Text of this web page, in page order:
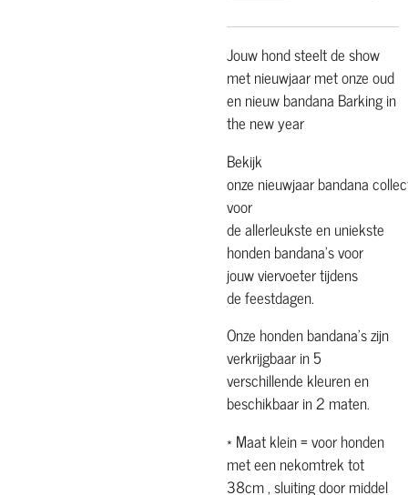
Jouw hond steelt de show
met nieuwjaar met onze oud
en nieuw bandana Barking in
the new year
Bekijk
onze nieuwjaar bandana
voor
de allerleukste en uniekste
honden bandana's voor
jouw viervoeter tijdens
de feestdagen.
Onze honden bandana's zijn
verkrijgbaar in 5
verschillende kleuren en
beschikbaar in 2 maten.
* Maat klein = voor honden
met een nekomtrek tot
38cm , sluiting door middel